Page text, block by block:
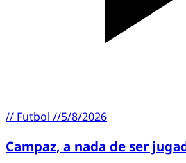
// Futbol //5/8/2026
Campaz, a nada de ser